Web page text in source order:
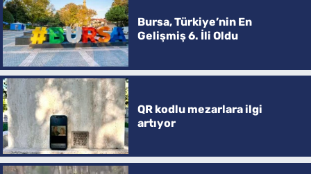
Bursa, Türkiye’nin En
Gelişmiş 6. İli Oldu
QR kodlu mezarlara ilgi
artıyor